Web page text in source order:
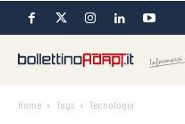
Home Tags Tecnologia